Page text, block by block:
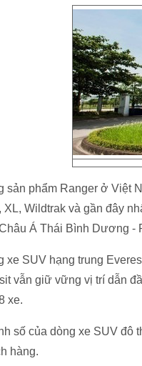
sản phẩm Ranger ở Việt
XL, Wildtrak và gần đây
Á Thái Bình Dương -
xe SUV hạng trung
vẫn giữ vững vị trí dẫn
xe.
số của dòng xe SUV đô
hàng.